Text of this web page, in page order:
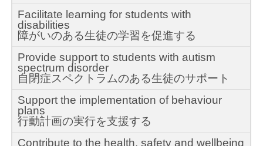
Facilitate learning for students with
disabilities
障がいのある生徒の学習を促進する
Provide support to students with autism
spectrum disorder
自閉症スペクトラムのある生徒のサポート
Support the implementation of behaviour
plans
行動計画の実行を支援する
Contribute to the health, safety and wellbeing